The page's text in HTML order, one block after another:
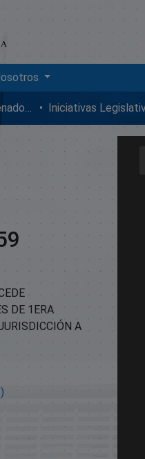
Repositorio Digital SenadoRD Iniciativas
DE 1ERA
A